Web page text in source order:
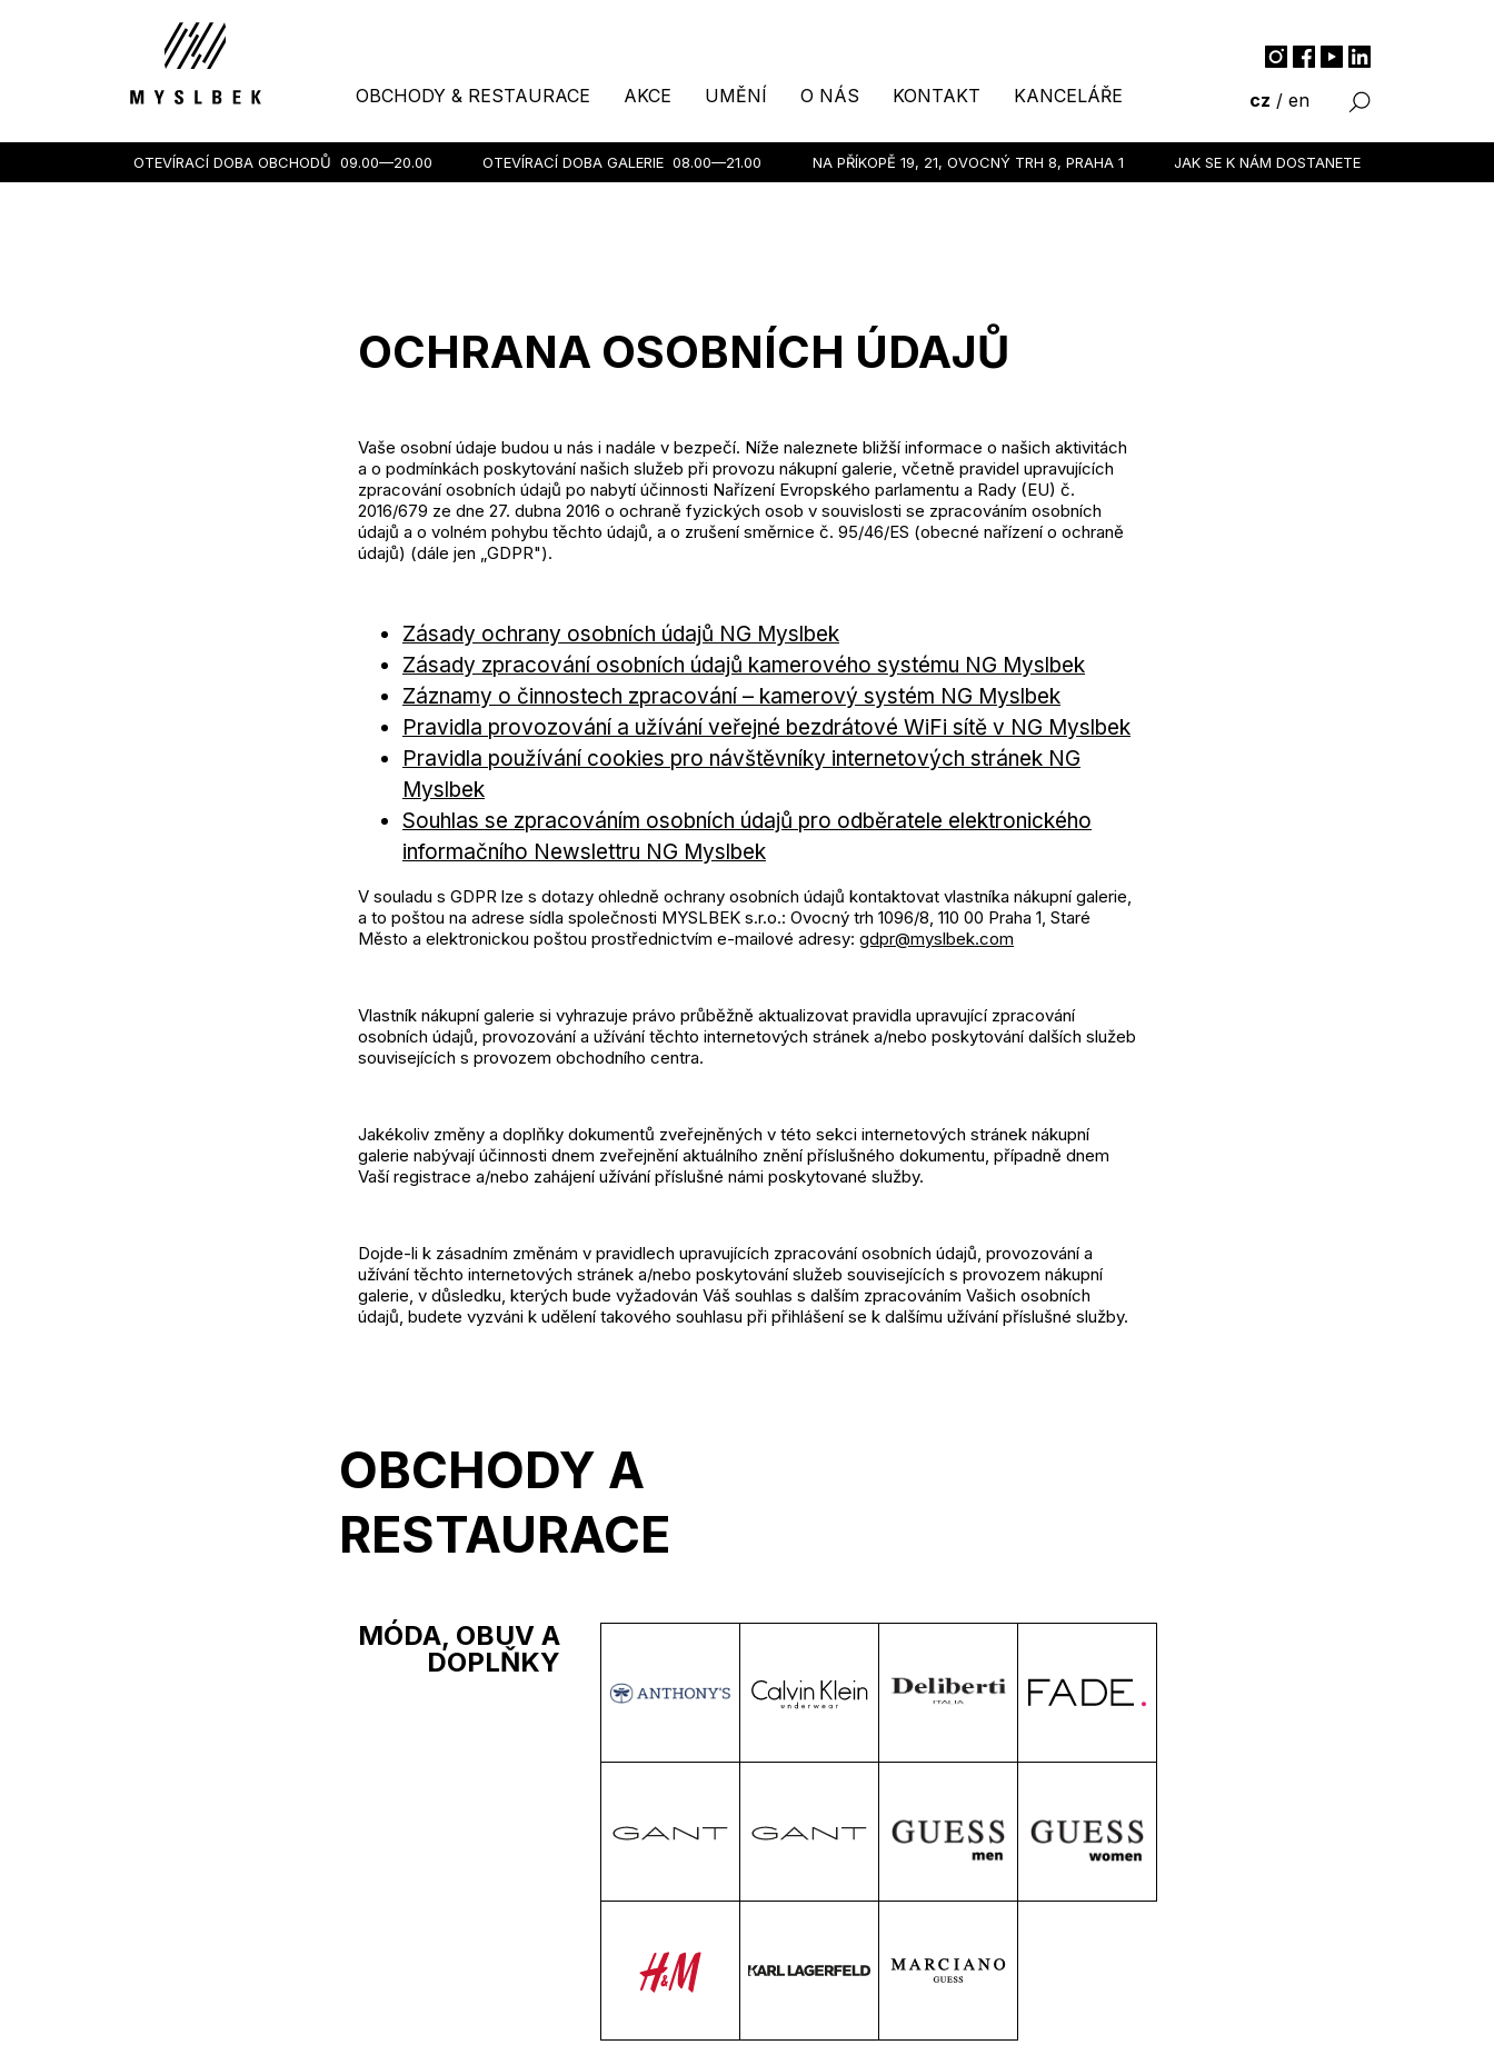
cz / en
OBCHODY & RESTAURACE AKCE UMĚNÍ O NÁS KONTAKT KANCELÁŘE
OTEVÍRACÍ DOBA OBCHODŮ 09.00—20.00 OTEVÍRACÍ DOBA GALERIE 08.00—21.00 NA PŘÍKOPĚ 19, 21, OVOCNÝ TRH 8, PRAHA 1 JAK SE K NÁM DOSTANETE
OCHRANA OSOBNÍCH ÚDAJŮ
Vaše osobní údaje budou u nás i nadále v bezpečí. Níže naleznete bližší informace o našich aktivitách
a o podmínkách poskytování našich služeb při provozu nákupní galerie, včetně pravidel upravujících
zpracování osobních údajů po nabytí účinnosti Nařízení Evropského parlamentu a Rady (EU) č.
2016/679 ze dne 27. dubna 2016 o ochraně fyzických osob v souvislosti se zpracováním osobních
údajů a o volném pohybu těchto údajů, a o zrušení směrnice č. 95/46/ES (obecné nařízení o ochraně
údajů) (dále jen „GDPR").
Zásady ochrany osobních údajů NG Myslbek
Zásady zpracování osobních údajů kamerového systému NG Myslbek
Záznamy o činnostech zpracování – kamerový systém NG Myslbek
Pravidla provozování a užívání veřejné bezdrátové WiFi sítě v NG Myslbek
Pravidla používání cookies pro návštěvníky internetových stránek NG
Myslbek
Souhlas se zpracováním osobních údajů pro odběratele elektronického
informačního Newslettru NG Myslbek
V souladu s GDPR lze s dotazy ohledně ochrany osobních údajů kontaktovat vlastníka nákupní galerie,
a to poštou na adrese sídla společnosti MYSLBEK s.r.o.: Ovocný trh 1096/8, 110 00 Praha 1, Staré
Město a elektronickou poštou prostřednictvím e-mailové adresy: gdpr@myslbek.com
Vlastník nákupní galerie si vyhrazuje právo průběžně aktualizovat pravidla upravující zpracování
osobních údajů, provozování a užívání těchto internetových stránek a/nebo poskytování dalších služeb
souvisejících s provozem obchodního centra.
Jakékoliv změny a doplňky dokumentů zveřejněných v této sekci internetových stránek nákupní
galerie nabývají účinnosti dnem zveřejnění aktuálního znění příslušného dokumentu, případně dnem
Vaší registrace a/nebo zahájení užívání příslušné námi poskytované služby.
Dojde-li k zásadním změnám v pravidlech upravujících zpracování osobních údajů, provozování a
užívání těchto internetových stránek a/nebo poskytování služeb souvisejících s provozem nákupní
galerie, v důsledku, kterých bude vyžadován Váš souhlas s dalším zpracováním Vašich osobních
údajů, budete vyzváni k udělení takového souhlasu při přihlášení se k dalšímu užívání příslušné služby.
OBCHODY A
RESTAURACE
MÓDA, OBUV A
DOPLŇKY